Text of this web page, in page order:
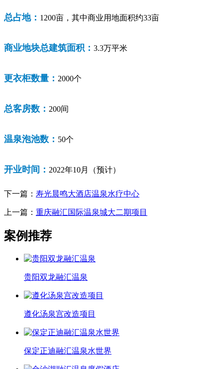
总占地： 1200亩，其中商业用地面积约33亩
商业地块总建筑面积： 3.3万平米
更衣柜数量： 2000个
总客房数： 200间
温泉泡池数： 50个
开业时间： 2022年10月（预计）
下一篇： 寿光晨鸣大酒店温泉水疗中心
上一篇： 重庆融汇国际温泉城大二期项目
案例推荐
贵阳双龙融汇温泉
遵化汤泉宫改造项目
保定正迪融汇温泉水世界